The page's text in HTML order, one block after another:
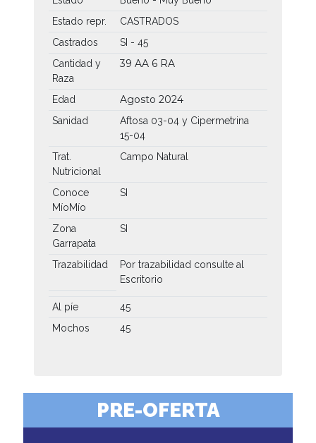
Estado repr.
CASTRADOS
Castrados
SI - 45
Cantidad y
Raza
39 AA 6 RA
Edad Agosto 2024
Sanidad
Aftosa 03-04 y Cipermetrina
15-04
Trat.
Nutricional
Campo Natural
Conoce
MíoMío
SI
Zona
Garrapata
SI
Trazabilidad
Por trazabilidad consulte al
Escritorio
Al píe
45
Mochos
45
PRE-OFERTA